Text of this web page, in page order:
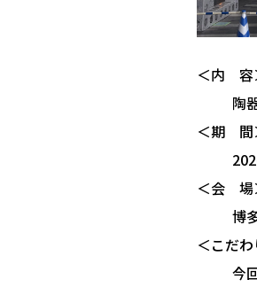
＜内 容
陶
＜期 間
＜会 場
博
＜こだわ
今